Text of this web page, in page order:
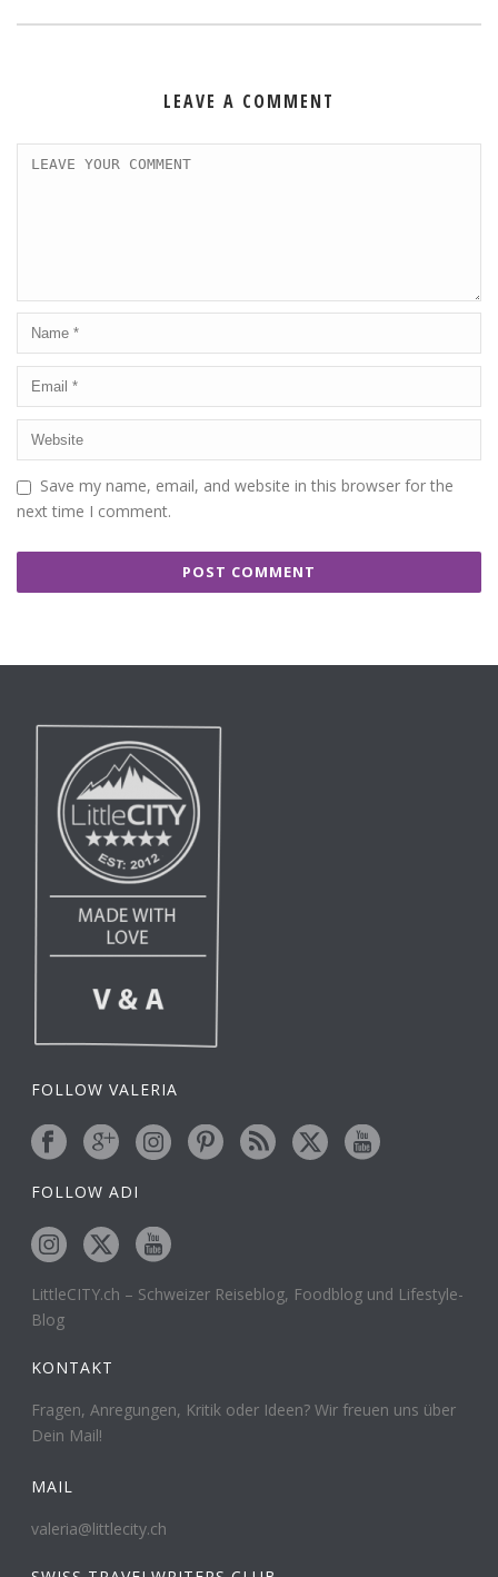
LEAVE A COMMENT
Save my name, email, and website in this browser for the
next time I comment.
FOLLOW VALERIA
FOLLOW ADI
LittleCITY.ch – Schweizer Reiseblog, Foodblog und Lifestyle-
Blog
KONTAKT
Fragen, Anregungen, Kritik oder Ideen? Wir freuen uns über
Dein Mail!
MAIL
valeria@littlecity.ch